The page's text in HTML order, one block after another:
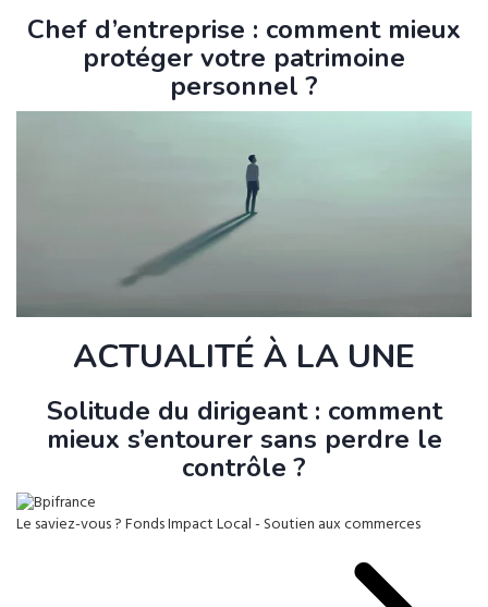
Chef d’entreprise : comment mieux
protéger votre patrimoine
personnel ?
ACTUALITÉ À LA UNE
Solitude du dirigeant : comment
mieux s’entourer sans perdre le
contrôle ?
Le saviez-vous ?Fonds Impact Local - Soutien aux commerces